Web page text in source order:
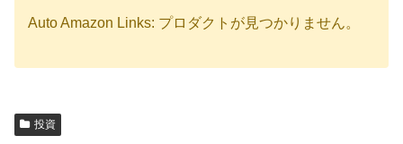
Auto Amazon Links: プロダクトが見つかりません。
投資